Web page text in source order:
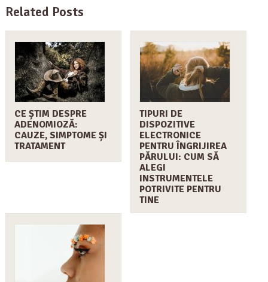
Related Posts
CE ȘTIM DESPRE
ADENOMIOZĂ:
CAUZE, SIMPTOME ȘI
TRATAMENT
TIPURI DE
DISPOZITIVE
ELECTRONICE
PENTRU ÎNGRIJIREA
PĂRULUI: CUM SĂ
ALEGI
INSTRUMENTELE
POTRIVITE PENTRU
TINE